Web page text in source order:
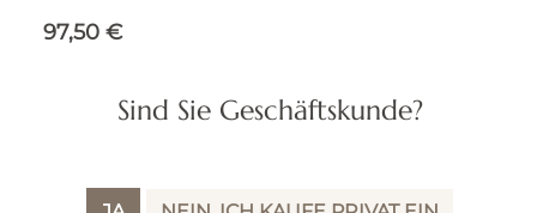
Sind Sie Geschäftskunde?
Regulärer Preis:
97,50 €
IN DEN WARENKORB